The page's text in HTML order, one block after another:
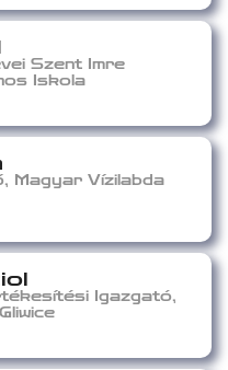
Szent Imre
Iskola
Magyar Vízilabda
Igazgató,